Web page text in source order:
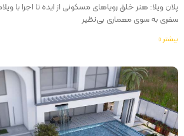
سفری به سوی معماری بی‌نظیر
بیشتر »